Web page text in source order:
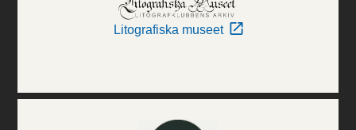
Litografiska museet